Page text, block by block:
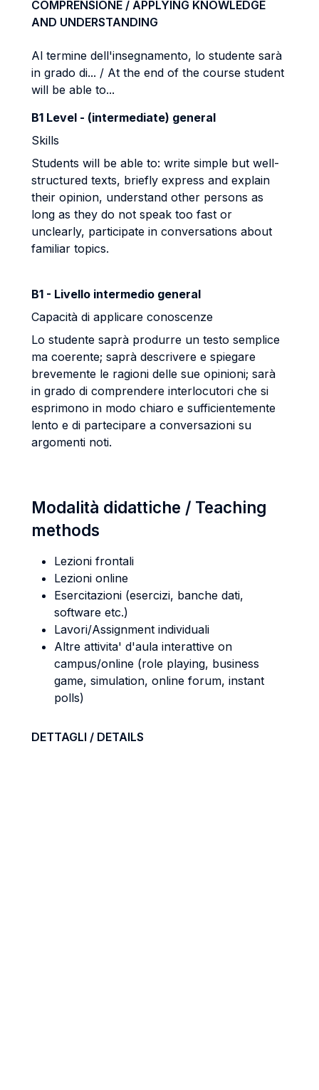
COMPRENSIONE / APPLYING KNOWLEDGE
AND UNDERSTANDING
Al termine dell'insegnamento, lo studente sarà
in grado di... / At the end of the course student
will be able to...
B1 Level - (intermediate) general
Skills
Students will be able to: write simple but well-
structured texts, briefly express and explain
their opinion, understand other persons as
long as they do not speak too fast or
unclearly, participate in conversations about
familiar topics.
B1 - Livello intermedio general
Capacità di applicare conoscenze
Lo studente saprà produrre un testo semplice
ma coerente; saprà descrivere e spiegare
brevemente le ragioni delle sue opinioni; sarà
in grado di comprendere interlocutori che si
esprimono in modo chiaro e sufficientemente
lento e di partecipare a conversazioni su
argomenti noti.
Modalità didattiche / Teaching
methods
Lezioni frontali
Lezioni online
Esercitazioni (esercizi, banche dati,
software etc.)
Lavori/Assignment individuali
Altre attivita' d'aula interattive on
campus/online (role playing, business
game, simulation, online forum, instant
polls)
DETTAGLI / DETAILS